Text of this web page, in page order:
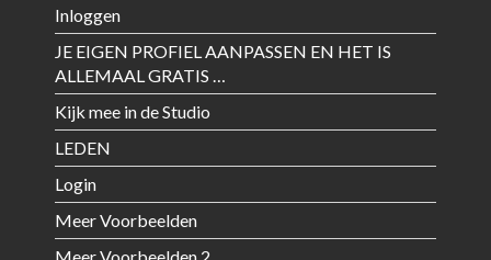
Inloggen
JE EIGEN PROFIEL AANPASSEN EN HET IS
ALLEMAAL GRATIS …
Kijk mee in de Studio
LEDEN
Login
Meer Voorbeelden
Meer Voorbeelden 2